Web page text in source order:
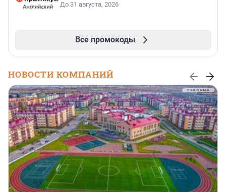
До 31 августа, 2026
Все промокоды
НОВОСТИ КОМПАНИЙ